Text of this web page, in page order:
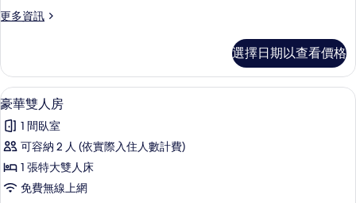
房
所
有
相
片
更多資訊
更
雙
人
房
詳
情
選擇日期以查看價格
顯
示
豪
華
雙
10
豪華雙人房
1 間臥室
可容納 2 人 (依實際入住人數計費)
1 張特大雙人床
免費無線上網